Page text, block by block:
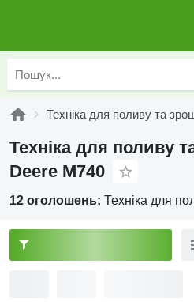
Техніка для поливу та
Техніка для поливу
Deere M740
12 оголошень: Техніка для